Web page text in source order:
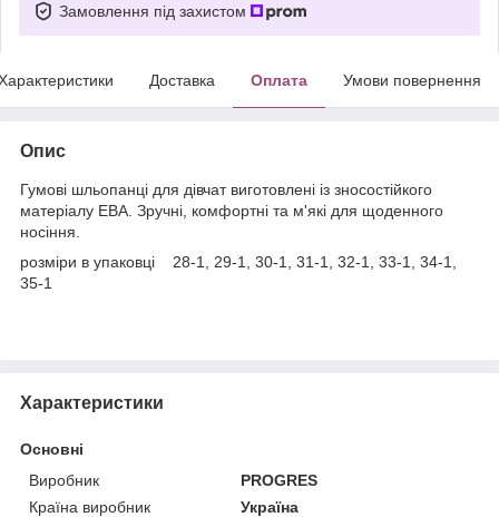
Замовлення під захистом
Доставка Оплата Умови повернення
Опис
Гумові шльопанці для дівчат виготовлені із зносостійкого
матеріалу ЕВА. Зручні, комфортні та м'які для щоденного
носіння.
розміри в упаковці 28-1, 29-1, 30-1, 31-1, 32-1, 33-1, 34-1,
35-1
Характеристики
Основні
Виробник
PROGRES
Країна виробник
Україна